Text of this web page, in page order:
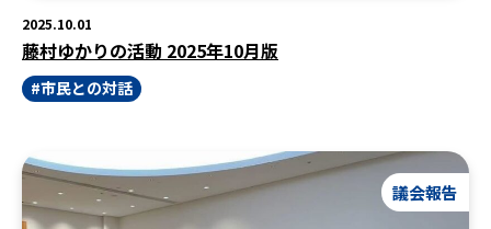
2025.10.01
藤村ゆかりの活動 2025年10月版
市民との対話
議会報告